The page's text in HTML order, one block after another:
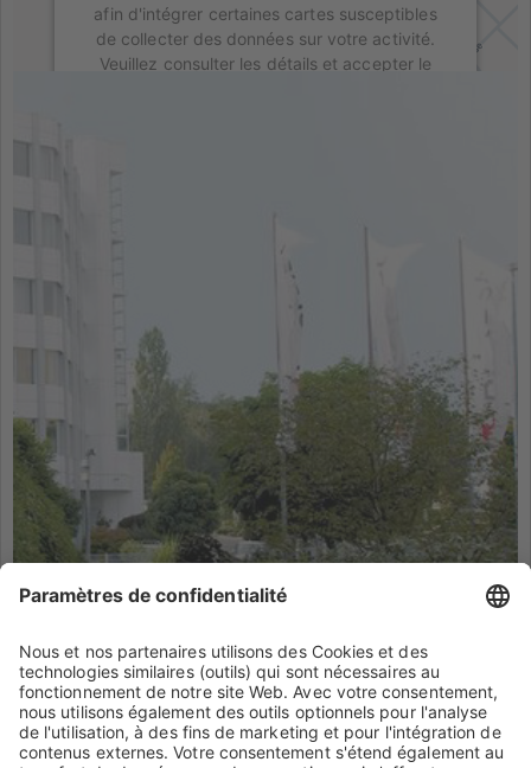
afin d'intégrer certaines cartes susceptibles
de collecter des données sur votre activité.
Veuillez consulter les détails et accepter le
configurer le site à travers sa plateforme de
gestion du consentement (CPM) afin d'ajouter
ce contenu à la liste des technologies
En savoir plus
Accepter
powered byUsercentrics Consent
Management Platform
Biotest AG
Landsteinerstrasse 5
63303 Dreieich
Allemagne